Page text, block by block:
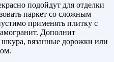
подойдут для отделки
паркет со сложным
применять плитку с
Дополнит
шкура, вязанные дорожки или